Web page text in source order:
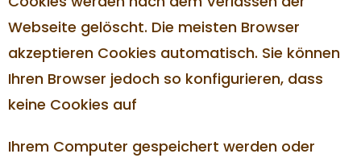
Webseite gelöscht. Die meisten Browser
akzeptieren Cookies automatisch. Sie können
Ihren Browser jedoch so konfigurieren, dass
keine Cookies auf
Ihrem Computer gespeichert werden oder